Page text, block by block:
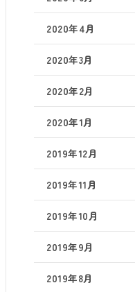
2020年4月
2020年3月
2020年2月
2020年1月
2019年12月
2019年11月
2019年10月
2019年9月
2019年8月